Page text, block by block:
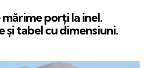
porți la inel.
și tabel cu dimensiuni.